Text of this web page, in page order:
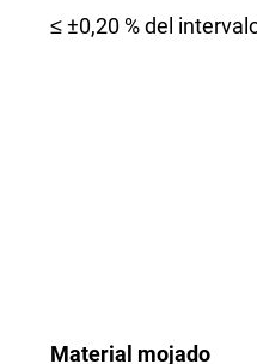
≤ ±0,20 % del
Material mojado